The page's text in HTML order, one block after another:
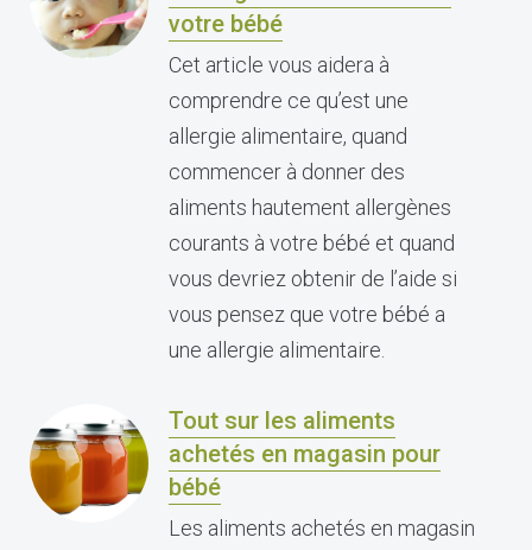
votre bébé
Cet article vous aidera à
comprendre ce qu’est une
allergie alimentaire, quand
commencer à donner des
aliments hautement allergènes
courants à votre bébé et quand
vous devriez obtenir de l’aide si
vous pensez que votre bébé a
une allergie alimentaire.
Tout sur les aliments
achetés en magasin pour
bébé
Les aliments achetés en magasin